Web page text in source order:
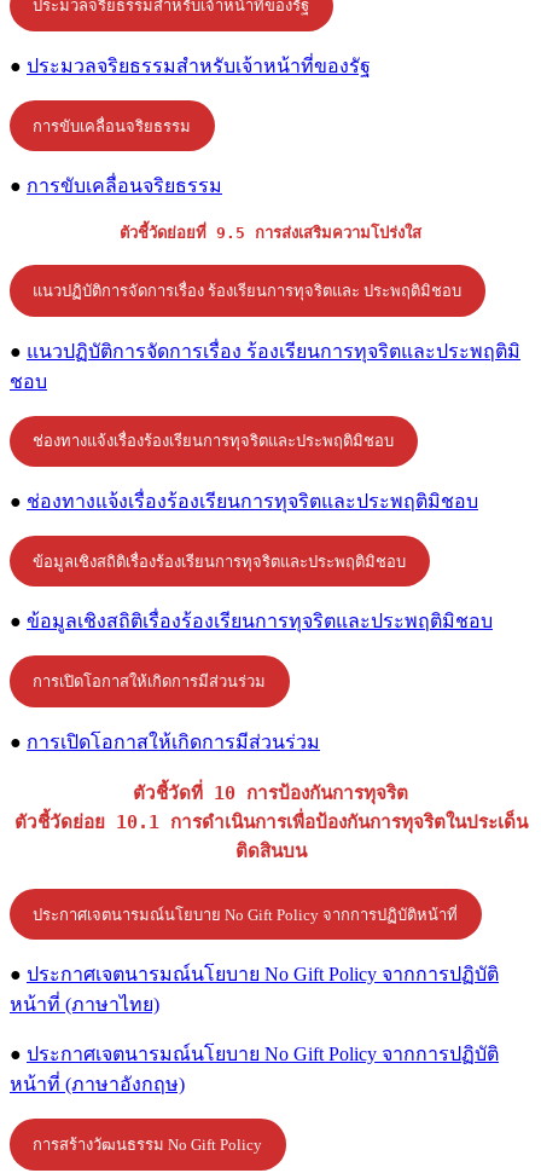
ประมวลจริยธรรมสำหรับเจ้าหน้าที่ของรัฐ
● ประมวลจริยธรรมสำหรับเจ้าหน้าที่ของรัฐ
การขับเคลื่อนจริยธรรม
● การขับเคลื่อนจริยธรรม
ตัวชี้วัดย่อยที่ 9.5 การส่งเสริมความโปร่งใส
แนวปฏิบัติการจัดการเรื่อง ร้องเรียนการทุจริตและ ประพฤติมิชอบ
● แนวปฏิบัติการจัดการเรื่อง ร้องเรียนการทุจริตและประพฤติมิ
ชอบ
ช่องทางแจ้งเรื่องร้องเรียนการทุจริตและประพฤติมิชอบ
● ช่องทางแจ้งเรื่องร้องเรียนการทุจริตและประพฤติมิชอบ
ข้อมูลเชิงสถิติเรื่องร้องเรียนการทุจริตและประพฤติมิชอบ
● ข้อมูลเชิงสถิติเรื่องร้องเรียนการทุจริตและประพฤติมิชอบ
การเปิดโอกาสให้เกิดการมีส่วนร่วม
● การเปิดโอกาสให้เกิดการมีส่วนร่วม
ตัวชี้วัดที่ 10 การป้องกันการทุจริต
ตัวชี้วัดย่อย 10.1 การดำเนินการเพื่อป้องกันการทุจริตในประเด็น
ติดสินบน
ประกาศเจตนารมณ์นโยบาย No Gift Policy จากการปฏิบัติหน้าที่
● ประกาศเจตนารมณ์นโยบาย No Gift Policy จากการปฏิบัติ
หน้าที่ (ภาษาไทย)
● ประกาศเจตนารมณ์นโยบาย No Gift Policy จากการปฏิบัติ
หน้าที่ (ภาษาอังกฤษ)
การสร้างวัฒนธรรม No Gift Policy